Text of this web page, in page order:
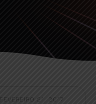
FEVEREIRO 21, 2017